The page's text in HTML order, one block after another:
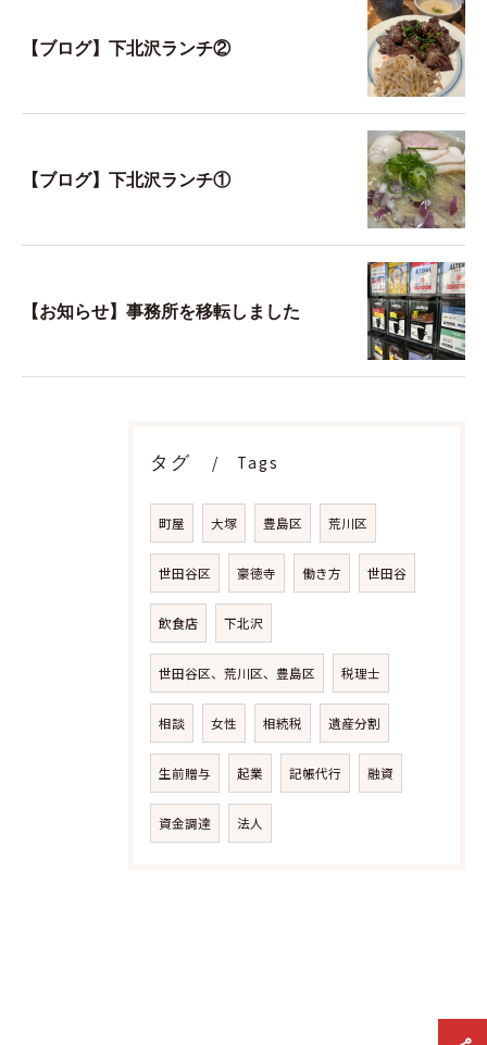
【ブログ】下北沢ランチ②
【ブログ】下北沢ランチ①
【お知らせ】事務所を移転しました
タグ Tags
町屋 大塚 豊島区 荒川区
世田谷区 豪徳寺 働き方 世田谷
飲食店 下北沢
世田谷区、荒川区、豊島区 税理士
相談 女性 相続税 遺産分割
生前贈与 起業 記帳代行 融資
資金調達 法人
お問い合わせはこちら